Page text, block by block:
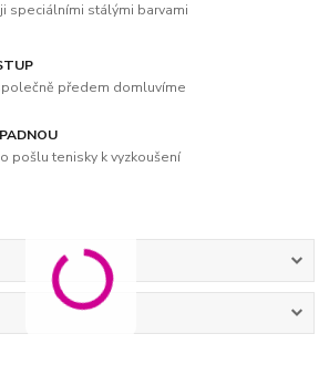
speciálními stálými barvami
předem domluvíme
pošlu tenisky k vyzkoušení